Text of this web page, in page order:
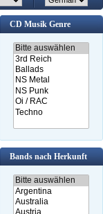
CD Musik Genre
Bands nach Herkunft